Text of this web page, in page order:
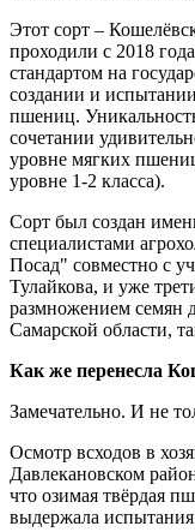
Этот сорт –
проходили с 2018
стандартом на
создании и
пшениц.
сочетании
уровне мягких
уровне 1-2 класса).
Сорт был создан
специалистами
Посад" совместно с
Тулайкова, и уже
размножением семян
Самарской области,
Как же перенесла
Замечательно. И не
Осмотр всходов в
Давлекановском
что озимая твёрдая
выдержала